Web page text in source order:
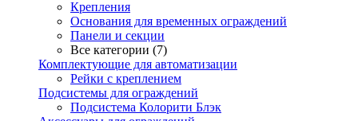
Крепления
Основания для временных ограждений
Панели и секции
Все категории (7)
Комплектующие для автоматизации
Рейки с креплением
Подсистемы для ограждений
Подсистема Колорити Блэк